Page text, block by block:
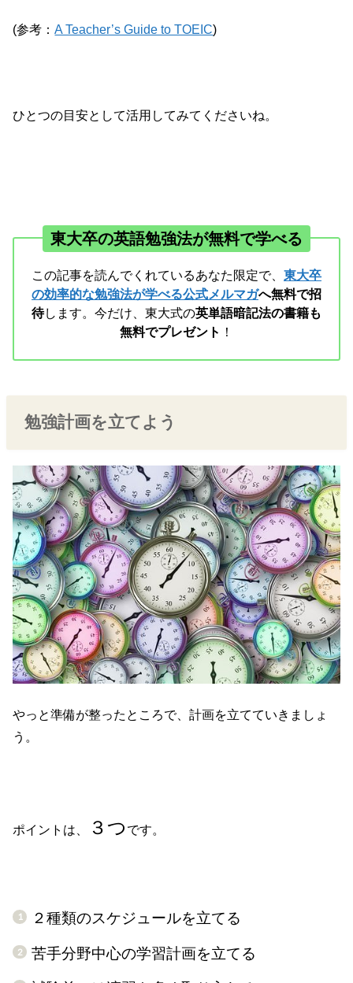
(参考：A Teacher’s Guide to TOEIC)
ひとつの目安として活用してみてくださいね。
東大卒の英語勉強法が無料で学べる
この記事を読んでくれているあなた限定で、 東大卒
の効率的な勉強法が学べる公式メルマガへ無料で招
待します。今だけ、東大式の英単語暗記法の書籍も
無料でプレゼント ！
勉強計画を立てよう
やっと準備が整ったところで、計画を立てていきましょ
う。
ポイントは、 ３つ です。
２種類のスケジュールを立てる
苦手分野中心の学習計画を立てる